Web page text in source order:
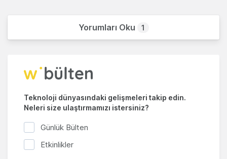
Yorumları Oku 1
Teknoloji dünyasındaki gelişmeleri takip edin.
Neleri size ulaştırmamızı istersiniz?
Günlük Bülten
Etkinlikler